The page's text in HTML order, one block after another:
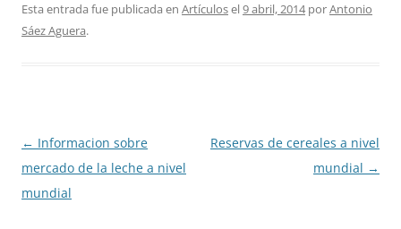
Esta entrada fue publicada en Artículosel9 abril, 2014porAntonio
Sáez Aguera.
Navegación
de
entradas
← Informacion sobre
mercado de la leche a nivel
mundial
Reservas de cereales a nivel
mundial →